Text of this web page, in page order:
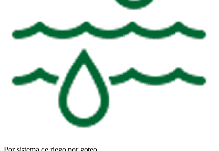
Por sistema de riego por goteo